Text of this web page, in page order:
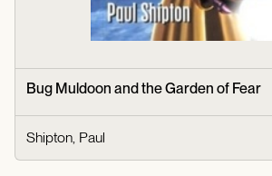
Bug Muldoon and the Garden of Fear
Shipton, Paul